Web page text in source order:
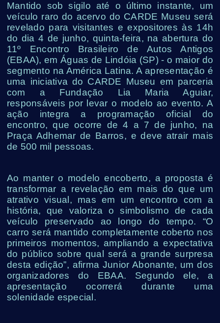
Mantido sob sigilo até o último instante, um
veículo raro do acervo do CARDE Museu será
revelado para visitantes e expositores às 14h
do dia 4 de junho, quinta-feira, na abertura do
11º Encontro Brasileiro de Autos Antigos
(EBAA), em Águas de Lindóia (SP) - o maior do
segmento na América Latina. A apresentação é
uma iniciativa do CARDE Museu em parceria
com a Fundação Lia Maria Aguiar,
responsáveis por levar o modelo ao evento. A
ação integra a programação oficial do
encontro, que ocorre de 4 a 7 de junho, na
Praça Adhemar de Barros, e deve atrair mais
de 500 mil pessoas.
Ao manter o modelo encoberto, a proposta é
transformar a revelação em mais do que um
atrativo visual, mas em um encontro com a
história, que valoriza o simbolismo de cada
veículo preservado ao longo do tempo. “O
carro será mantido completamente coberto nos
primeiros momentos, ampliando a expectativa
do público sobre qual será a grande surpresa
desta edição”, afirma Junior Abonante, um dos
organizadores do EBAA. Segundo ele, a
apresentação ocorrerá durante uma
solenidade especial.